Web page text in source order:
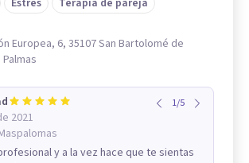
Estrés Terapia de pareja
Europea, 6, 35107 San Bartolomé de
2021
1/5
y a la vez hace que te sientas